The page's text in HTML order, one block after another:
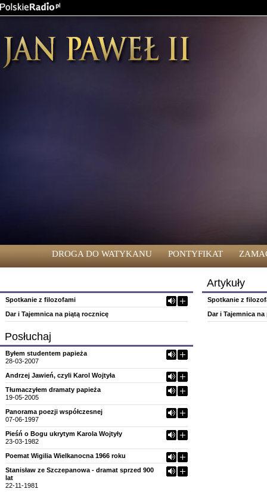
DROGA DO WATYKANU PONTYFIKAT
Spotkanie z filozofami
Dar i Tajemnica na piątą rocznicę
Posłuchaj
Byłem studentem papieża
28-03-2007
Andrzej Jawień, czyli Karol Wojtyła
Tłumaczyłem dramaty papieża
19-05-2005
Panorama poezji współczesnej
07-06-1997
Pieśń o Bogu ukrytym Karola Wojtyły
23-03-1982
Poemat Wigilia Wielkanocna 1966 roku
Stanisław ze Szczepanowa - dramat sprzed 900
lat
22-11-1981
Artykuły
Spotkanie z
Dar i Tajemnica